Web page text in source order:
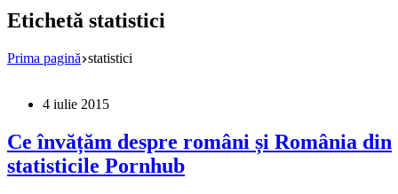
Etichetă statistici
Prima pagină statistici
4 iulie 2015
Ce învățăm despre români și România din
statisticile Pornhub